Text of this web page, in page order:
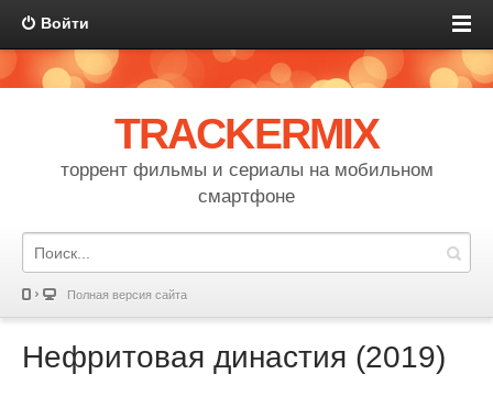
Войти
TRACKERMIX
торрент фильмы и сериалы на мобильном
смартфоне
Полная версия сайта
Нефритовая династия (2019)